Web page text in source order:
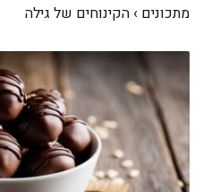
מתכונים › הקינוחים של גילה